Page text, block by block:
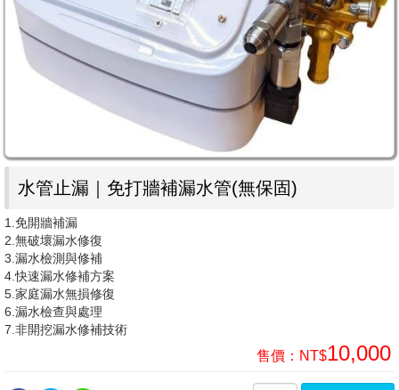
水管止漏｜免打牆補漏水管(無保固)
1.免開牆補漏
2.無破壞漏水修復
3.漏水檢測與修補
4.快速漏水修補方案
5.家庭漏水無損修復
6.漏水檢查與處理
7.非開挖漏水修補技術
售價： NT$10,000